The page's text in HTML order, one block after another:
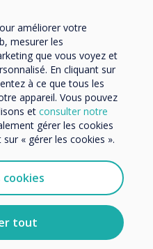
améliorer votre
mesurer les
que vous voyez et
En cliquant sur
à ce que tous les
appareil. Vous pouvez
et consulter notre
gérer les cookies
« gérer les cookies ».
cookies
tout
au sujet de nos produits
ou courrier.
communications de
de ces communications à
Politique de confidentialité
de
de confidentialité et sur
la protection et du respect